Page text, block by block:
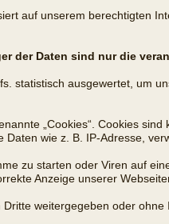
auf unserem berechtigten
der Daten sind nur die
statistisch ausgewertet, um
„Cookies“. Cookies
wie z. B. IP-Adresse,
zu starten oder Viren auf
Anzeige unserer
weitergegeben oder